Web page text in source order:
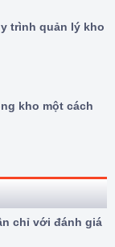
trình quản lý kho
kho một cách
chỉ với đánh giá